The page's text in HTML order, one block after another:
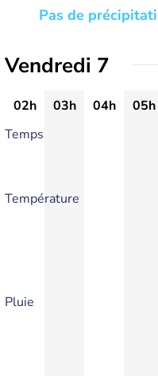
Pas de
Vendredi 7
02h 03h 04h 05h
Temps
Température
Pluie